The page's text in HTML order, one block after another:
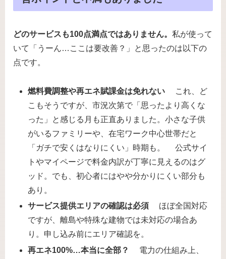
どのサービスも100点満点ではありません。 私が使って
いて「うーん…ここは要改善？」と思ったのは以下の
点です。
燃料費調整や再エネ賦課金は免れない これ、ど
こもそうですが、市況次第で「思ったより高くな
った」と感じる月も正直ありました。小さな子供
がいるファミリーや、在宅ワーク中心世帯だと
「ガチで安くはなりにくい」時期も。 公式サイ
トやマイページで料金内訳が丁寧に見えるのはグ
ッド。でも、初心者にはやや分かりにくい部分も
あり。
サービス提供エリアの確認は必須 ほぼ全国対応
ですが、離島や特殊な建物では未対応の場合あ
り。申し込み前にエリア確認を。
再エネ100%…本当に全部？
電力の仕組み上、